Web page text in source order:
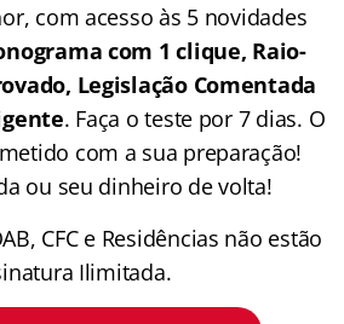
com acesso às 5 novidades
com 1 clique, Raio-
Legislação Comentada
. Faça o teste por 7 dias. O
com a sua preparação!
ou seu dinheiro de volta!
CFC e Residências não estão
Ilimitada.